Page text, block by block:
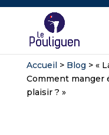
Accueil> Blog > «
Comment manger
plaisir ? »